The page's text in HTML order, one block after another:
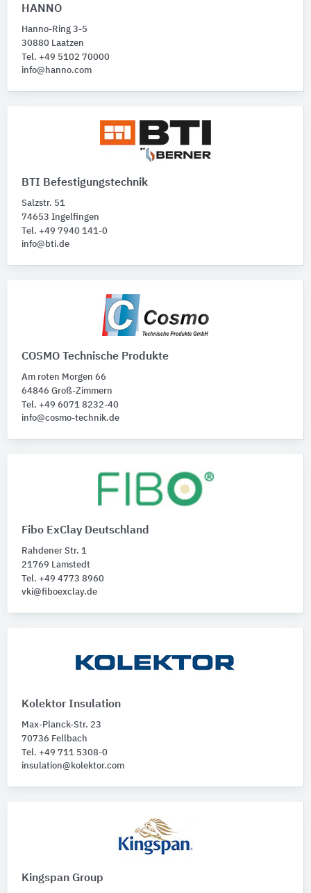
HANNO
Hanno-Ring 3-5
30880 Laatzen
Tel. +49 5102 70000
info@hanno.com
BTI Befestigungstechnik
Salzstr. 51
74653 Ingelfingen
Tel. +49 7940 141-0
info@bti.de
COSMO Technische Produkte
Am roten Morgen 66
64846 Groß-Zimmern
Tel. +49 6071 8232-40
info@cosmo-technik.de
Fibo ExClay Deutschland
Rahdener Str. 1
21769 Lamstedt
Tel. +49 4773 8960
vki@fiboexclay.de
Kolektor Insulation
Max-Planck-Str. 23
70736 Fellbach
Tel. +49 711 5308-0
insulation@kolektor.com
Kingspan Group